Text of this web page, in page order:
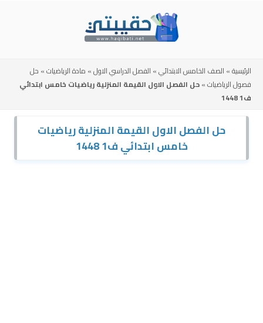
الرئيسية» الصف الخامس الابتدائي» الفصل الدراسي الاول» مادة الرياضيات» حل
فصول الرياضيات»حل الفصل الاول القيمة المنزلية رياضيات خامس ابتدائي
ف1 1448
حل الفصل الاول القيمة المنزلية رياضيات
خامس ابتدائي ف1 1448